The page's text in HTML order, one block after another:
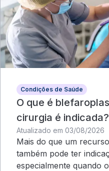
Condições de Saúde
O que é
cirurgia é indicada?
Atualizado em 03/08/2026
Mais do que um
também pode ter
especialmente quando